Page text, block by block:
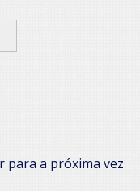
para a próxima vez